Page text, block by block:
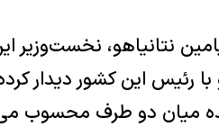
نتانیاهو، نخست‌وزیر
رئیس این کشور دیدار
میان دو طرف محسوب